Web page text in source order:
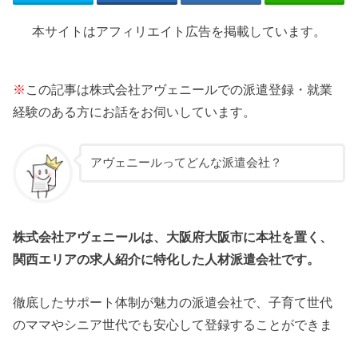
本サイトはアフィリエイト広告を掲載しています。
※ この記事は株式会社アヴェニールでの派遣登録・就業
経験のある方にお話をお伺いしています。
アヴェニールってどんな派遣会社？
株式会社アヴェニールは、大阪府大阪市に本社を置く、
関西エリアの求人紹介に特化した人材派遣会社です。
徹底したサポート体制が魅力の派遣会社で、子育て世代
のママやシニア世代でも安心して登録することができま